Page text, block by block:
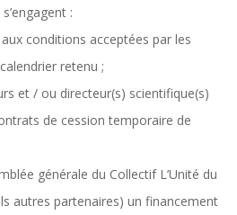
s’engagent :
aux conditions acceptées par les
retenu ;
et / ou directeur(s) scientifique(s)
de cession temporaire de
générale du Collectif L’Unité du
autres partenaires) un financement